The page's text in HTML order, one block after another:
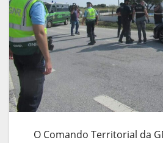
O Comando Territorial da